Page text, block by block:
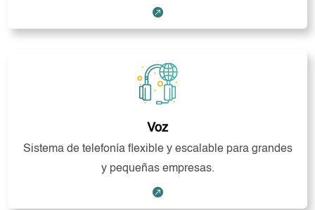

Voz
Sistema de telefonía flexible y escalable para grandes
y pequeñas empresas.
